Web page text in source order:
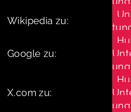
Wikipedia zu:
Google zu:
ung
X.com zu:
ung